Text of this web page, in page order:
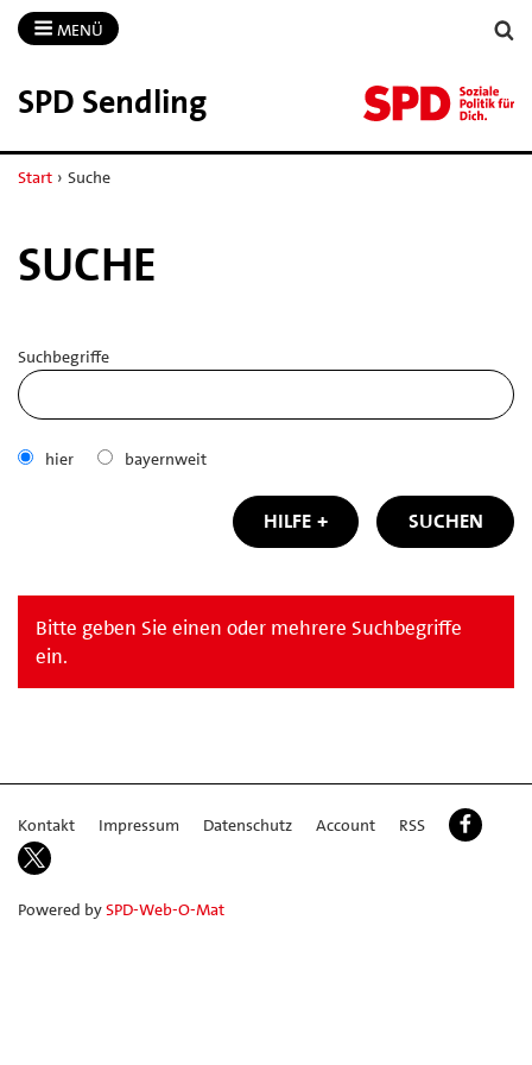
MENÜ
SPD Sendling
Start › Suche
SUCHE
Suchbegriffe
hier bayernweit
HILFE SUCHEN
Bitte geben Sie einen oder mehrere Suchbegriffe
ein.
Kontakt Impressum Datenschutz Account RSS
Powered bySPD-Web-O-Mat